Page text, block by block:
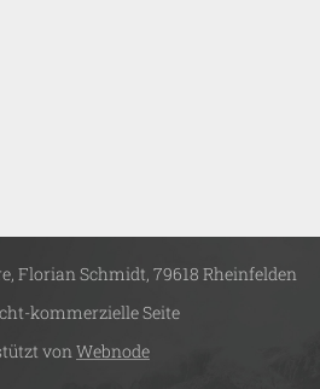
Florian Schmidt, 79618 Rheinfelden
kommerzielle Seite
vonWebnode